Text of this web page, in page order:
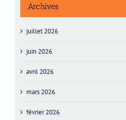
Archives
juillet 2026
juin 2026
avril 2026
mars 2026
février 2026